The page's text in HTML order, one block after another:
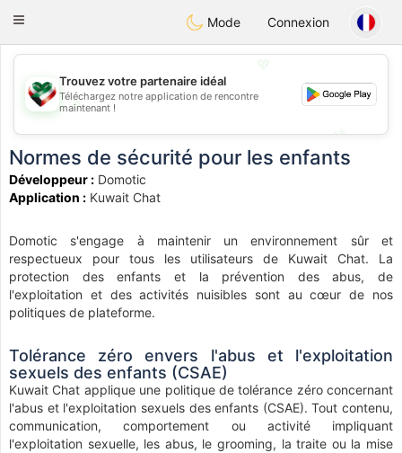
KuwaitChat
Toggle
Mode Connexion
💖
💕
💕
Trouvez votre partenaire idéal
Téléchargez notre application de rencontre
maintenant !
Normes de sécurité pour les enfants
Développeur : Domotic
Application : Kuwait Chat
Domotic s'engage à maintenir un environnement sûr et
respectueux pour tous les utilisateurs de Kuwait Chat. La
protection des enfants et la prévention des abus, de
l'exploitation et des activités nuisibles sont au cœur de nos
politiques de plateforme.
Tolérance zéro envers l'abus et l'exploitation
sexuels des enfants (CSAE)
Kuwait Chat applique une politique de tolérance zéro concernant
l'abus et l'exploitation sexuels des enfants (CSAE). Tout contenu,
communication, comportement ou activité impliquant
l'exploitation sexuelle, les abus, le grooming, la traite ou la mise